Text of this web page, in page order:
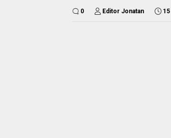
0 Editor Jonatan